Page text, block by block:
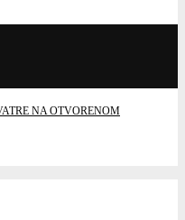
NA OTVORENOM